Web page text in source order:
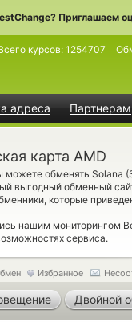
Приглашаем
адреса Партнерам
курсов: 1254707
карта AMD
можете обменять Solana
выгодный обменный
которые
нашим мониторингом
сервиса.
Избранное
Двойной